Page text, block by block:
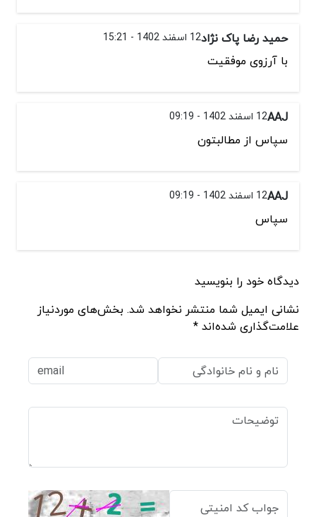
حمید رضا پاک نژاد12 اسفند 1402 - 15:21
با آرزوی موفقیت
AAJ12 اسفند 1402 - 09:19
سپاس از مطالبتون
AAJ12 اسفند 1402 - 09:19
سپاس
دیدگاه خود را بنویسید
نشانی ایمیل شما منتشر نخواهد شد. بخش‌های موردنیاز
علامت‌گذاری شده‌اند *